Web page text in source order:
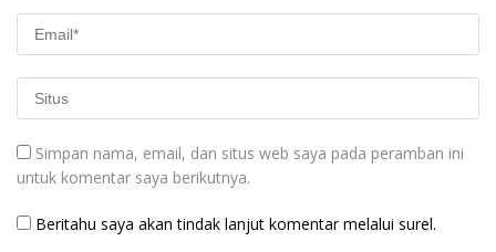
Simpan nama, email, dan situs web saya pada peramban ini
untuk komentar saya berikutnya.
Beritahu saya akan tindak lanjut komentar melalui surel.